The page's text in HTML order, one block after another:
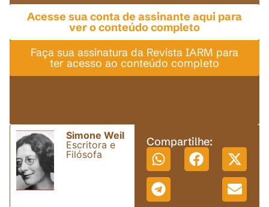
Acesse sua conta de assinante aqui para
ver o conteúdo completo
Faça sua assinatura da Revista IARM para
ter acesso ao conteúdo completo
Simone Weil
Escritora e
Filósofa
Compartilhe: